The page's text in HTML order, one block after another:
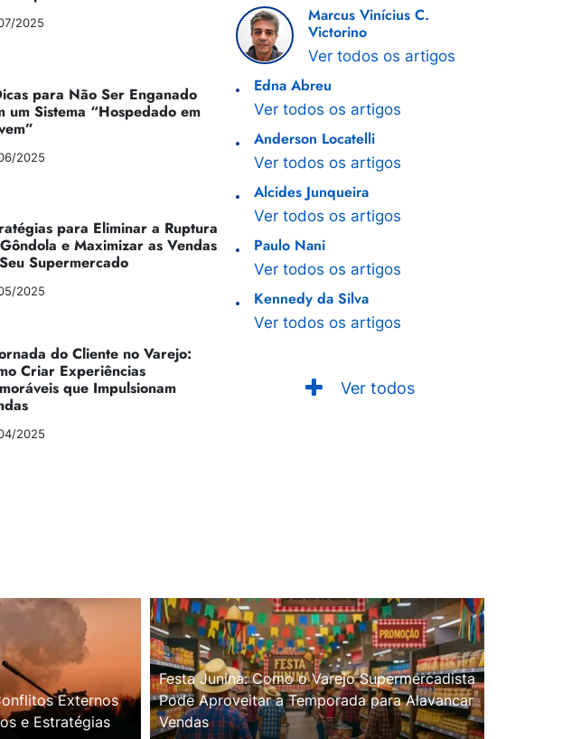
2025
para Não Ser Enganado
um Sistema “Hospedado em
2025
para Eliminar a Ruptura
e Maximizar as Vendas
Supermercado
2025
do Cliente no Varejo:
Criar Experiências
que Impulsionam
2025
Marcus Vinícius C.
Victorino
Ver todos os artigos
Edna Abreu
Ver todos os artigos
Anderson Locatelli
Ver todos os artigos
Alcides Junqueira
Ver todos os artigos
Paulo Nani
Ver todos os artigos
Kennedy da Silva
Ver todos os artigos
Ver todos
Externos
e Estratégias
Festa Junina: Como o Varejo Supermercadista
Pode Aproveitar a Temporada para Alavancar
Vendas